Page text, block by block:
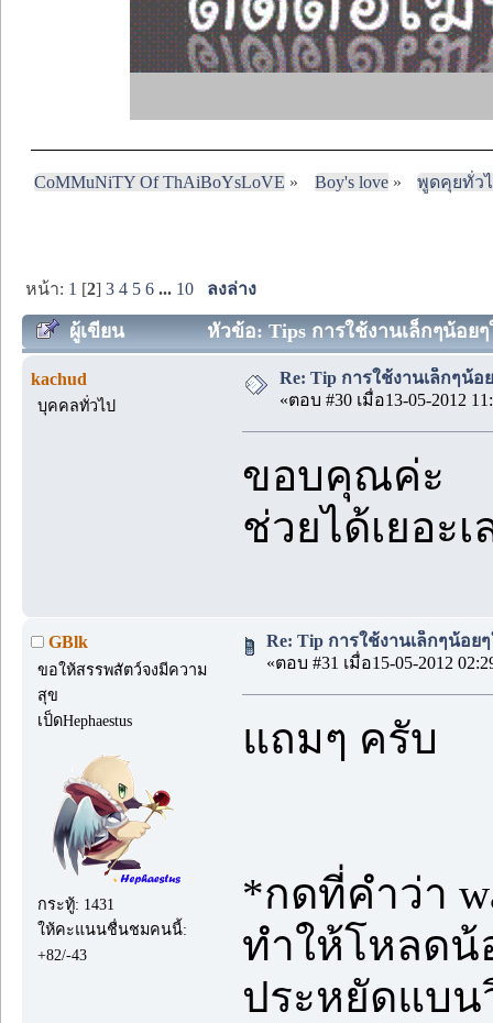
CoMMuNiTY Of ThAiBoYsLoVE » Boy's love» พูดคุยทั่ว
หน้า: 1 [2]3 4 5 6 ... 10 ลงล่าง
ผู้เขียน หัวข้อ: Tips การใช้งานเล็กๆน้อยๆ
kachud
บุคคลทั่วไป
Re: Tip การใช้งานเล็กๆน้อ
«ตอบ #30 เมื่อ13-05-2012
ขอบคุณค่ะ
ช่วยได้เยอะเ
GBlk
ขอให้สรรพสัตว์จงมีความ
สุข
เป็ดHephaestus
กระทู้: 1431
ให้คะแนนชื่นชมคนนี้:
+82/-43
Re: Tip การใช้งานเล็กๆน้อยๆ
«ตอบ #31 เมื่อ15-05-2012
แถมๆ ครับ
*กดที่คำว่า
ทำให้โหลดน้
ประหยัดแบน